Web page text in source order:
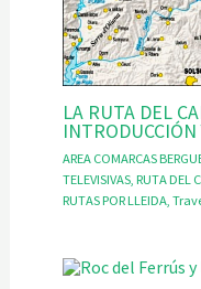
LA RUTA DEL
INTRODUCCIÓN
AREA COMARCAS
TELEVISIVAS, RUTA DEL
RUTAS POR LLEIDA,